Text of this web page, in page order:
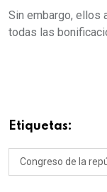
Sin embargo, ellos
todas las
Etiquetas:
Congreso de la